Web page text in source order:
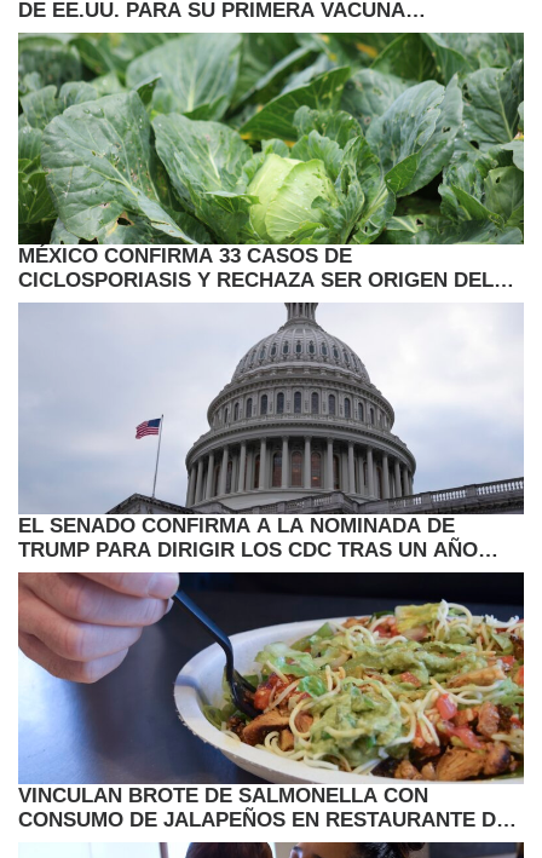
DE EE.UU. PARA SU PRIMERA VACUNA
ANTIGRIPAL ARNM
MÉXICO CONFIRMA 33 CASOS DE
CICLOSPORIASIS Y RECHAZA SER ORIGEN DEL
BROTE EN EE.UU.
EL SENADO CONFIRMA A LA NOMINADA DE
TRUMP PARA DIRIGIR LOS CDC TRAS UN AÑO
VACANTE
VINCULAN BROTE DE SALMONELLA CON
CONSUMO DE JALAPEÑOS EN RESTAURANTE DE
COMIDA RAPIDA